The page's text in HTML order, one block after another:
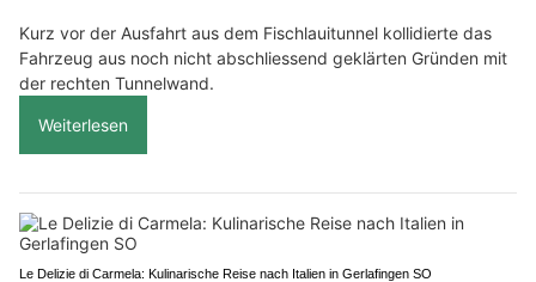
Kurz vor der Ausfahrt aus dem Fischlauitunnel kollidierte das
Fahrzeug aus noch nicht abschliessend geklärten Gründen mit
der rechten Tunnelwand.
Weiterlesen
Le Delizie di Carmela: Kulinarische Reise nach Italien in Gerlafingen SO